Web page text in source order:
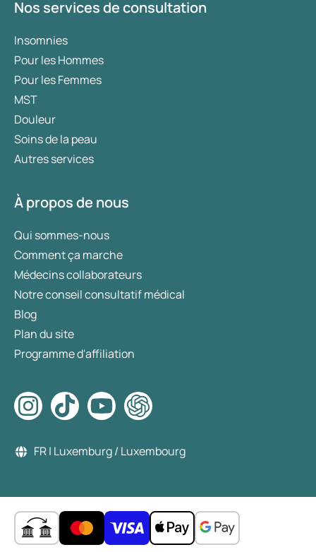
Nos services de consultation
Insomnies
Pour les Hommes
Pour les Femmes
MST
Douleur
Soins de la peau
Autres services
À propos de nous
Qui sommes-nous
Comment ça marche
Médecins collaborateurs
Notre conseil consultatif médical
Blog
Plan du site
Programme d'affiliation
FR | Luxemburg / Luxembourg